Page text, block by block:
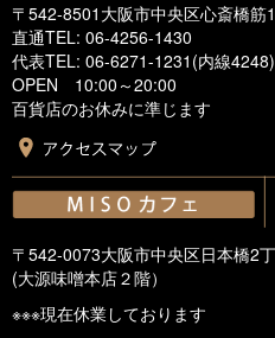
〒542-8501大阪市中央区心斎橋筋
直通TEL: 06-4256-1430
代表TEL: 06-6271-1231(内線4248)
OPEN 10:00～20:00
百貨店のお休みに準じます
〒542-0073大阪市中央区日本橋2
(大源味噌本店２階）
※※※現在休業しております